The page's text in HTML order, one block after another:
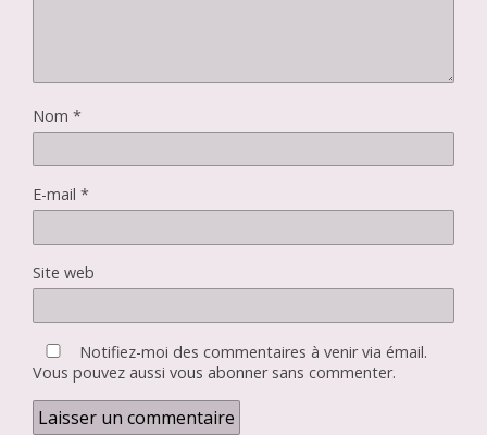
Nom *
E-mail *
Site web
Notifiez-moi des commentaires à venir via émail.
Vous pouvez aussi vous abonnersans commenter.